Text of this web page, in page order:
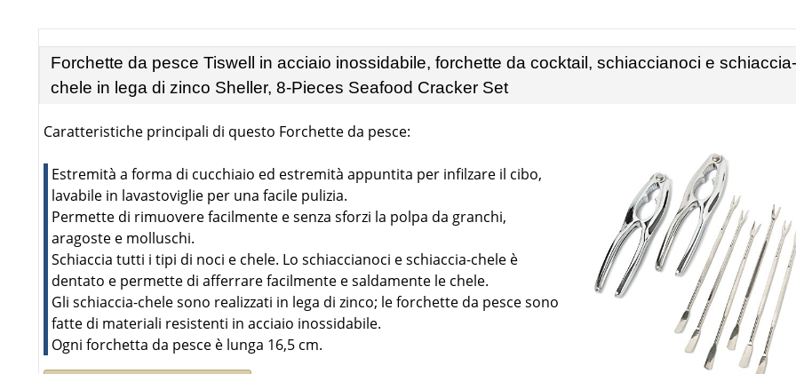
Forchette da pesce Tiswell in acciaio inossidabile, forchette da cocktail, schiaccianoci e schiaccia-
chele in lega di zinco Sheller, 8-Pieces Seafood Cracker Set
Caratteristiche principali di questo Forchette da pesce:
Estremità a forma di cucchiaio ed estremità appuntita per infilzare il cibo,
lavabile in lavastoviglie per una facile pulizia.
Permette di rimuovere facilmente e senza sforzi la polpa da granchi,
aragoste e molluschi.
Schiaccia tutti i tipi di noci e chele. Lo schiaccianoci e schiaccia-chele è
dentato e permette di afferrare facilmente e saldamente le chele.
Gli schiaccia-chele sono realizzati in lega di zinco; le forchette da pesce sono
fatte di materiali resistenti in acciaio inossidabile.
Ogni forchetta da pesce è lunga 16,5 cm.